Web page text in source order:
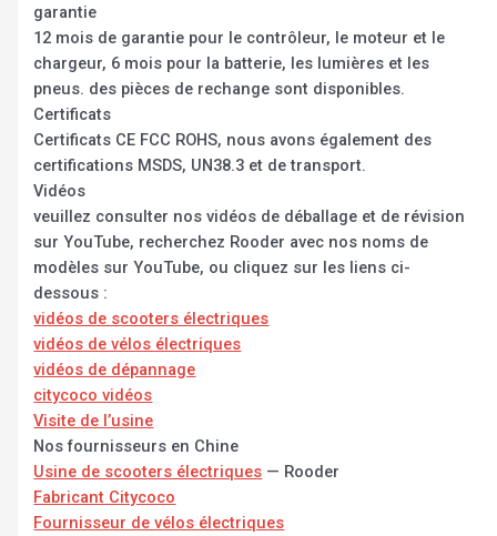
garantie
12 mois de garantie pour le contrôleur, le moteur et le
chargeur, 6 mois pour la batterie, les lumières et les
pneus. des pièces de rechange sont disponibles.
Certificats
Certificats CE FCC ROHS, nous avons également des
certifications MSDS, UN38.3 et de transport.
Vidéos
veuillez consulter nos vidéos de déballage et de révision
sur YouTube, recherchez Rooder avec nos noms de
modèles sur YouTube, ou cliquez sur les liens ci-
dessous :
vidéos de scooters électriques
vidéos de vélos électriques
vidéos de dépannage
citycoco vidéos
Visite de l’usine
Nos fournisseurs en Chine
Usine de scooters électriques — Rooder
Fabricant Citycoco
Fournisseur de vélos électriques